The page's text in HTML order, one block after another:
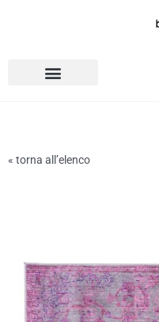
« torna all’elenco